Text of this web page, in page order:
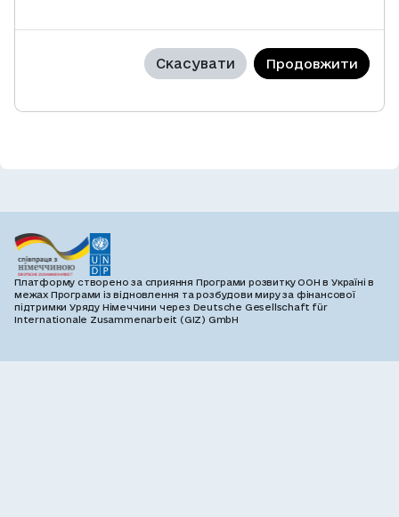
Скасувати Продовжити
Платформу створено за сприяння Програми розвитку ООН в Україні в
межах Програми із відновлення та розбудови миру за фінансової
підтримки Уряду Німеччини через Deutsche Gesellschaft für
Internationale Zusammenarbeit (GIZ) GmbH